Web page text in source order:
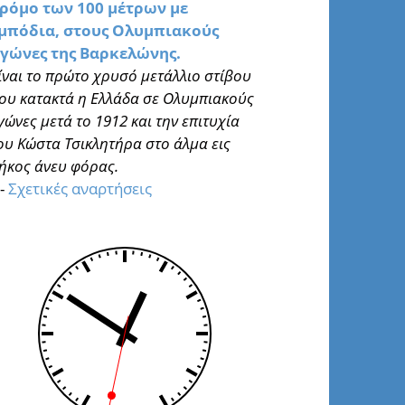
των 100 μέτρων με
στους Ολυμπιακούς
της Βαρκελώνης.
το πρώτο χρυσό μετάλλιο στίβου
κατακτά η Ελλάδα σε Ολυμπιακούς
μετά το 1912 και την επιτυχία
Κώστα Τσικλητήρα στο άλμα εις
άνευ φόρας.
-Σχετικές αναρτήσεις